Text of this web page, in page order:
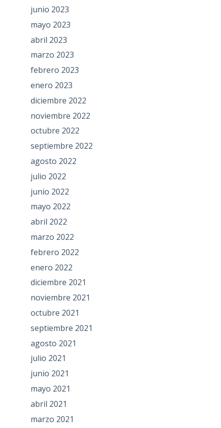
junio 2023
mayo 2023
abril 2023
marzo 2023
febrero 2023
enero 2023
diciembre 2022
noviembre 2022
octubre 2022
septiembre 2022
agosto 2022
julio 2022
junio 2022
mayo 2022
abril 2022
marzo 2022
febrero 2022
enero 2022
diciembre 2021
noviembre 2021
octubre 2021
septiembre 2021
agosto 2021
julio 2021
junio 2021
mayo 2021
abril 2021
marzo 2021